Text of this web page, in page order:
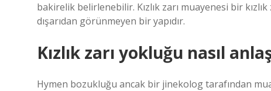
bakirelik belirlenebilir. Kızlık zarı muayenesi bir kızlık
dışarıdan görünmeyen bir yapıdır.
Kızlık zarı yokluğu nasıl
Hymen bozukluğu ancak bir jinekolog tarafından